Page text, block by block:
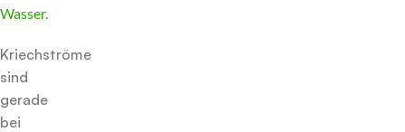
Wasser.
Kriechströme
sind
gerade
bei